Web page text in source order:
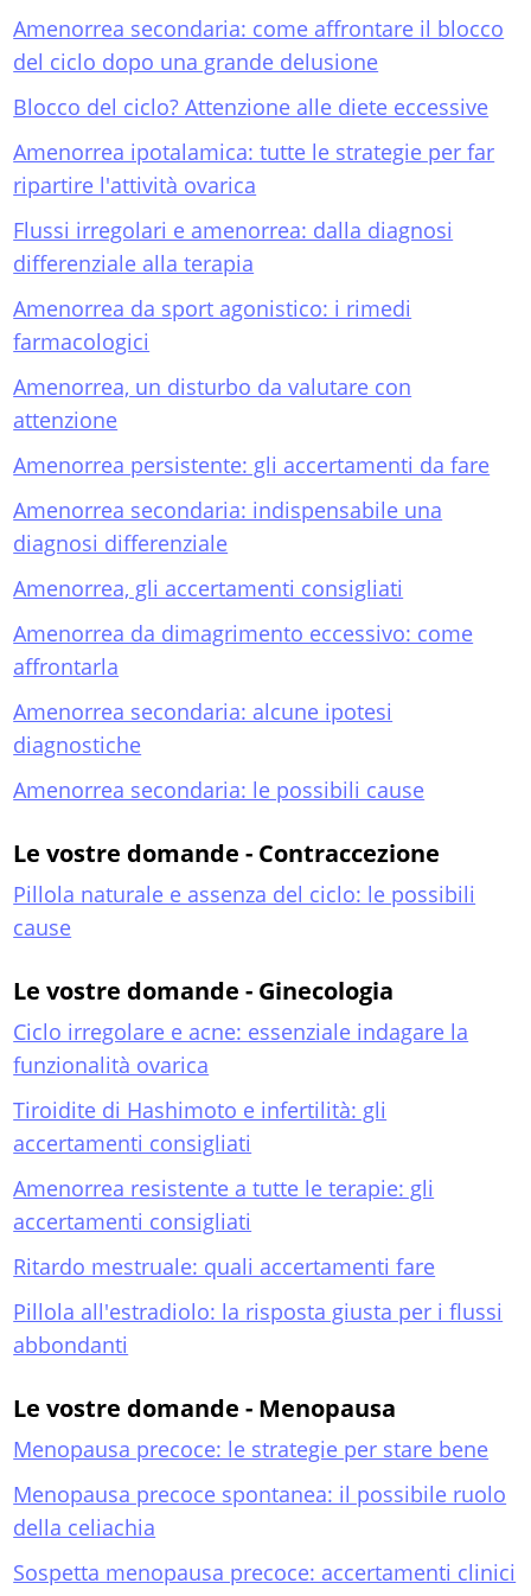
Amenorrea secondaria: come affrontare il blocco
del ciclo dopo una grande delusione
Blocco del ciclo? Attenzione alle diete eccessive
Amenorrea ipotalamica: tutte le strategie per far
ripartire l'attività ovarica
Flussi irregolari e amenorrea: dalla diagnosi
differenziale alla terapia
Amenorrea da sport agonistico: i rimedi
farmacologici
Amenorrea, un disturbo da valutare con
attenzione
Amenorrea persistente: gli accertamenti da fare
Amenorrea secondaria: indispensabile una
diagnosi differenziale
Amenorrea, gli accertamenti consigliati
Amenorrea da dimagrimento eccessivo: come
affrontarla
Amenorrea secondaria: alcune ipotesi
diagnostiche
Amenorrea secondaria: le possibili cause
Le vostre domande - Contraccezione
Pillola naturale e assenza del ciclo: le possibili
cause
Le vostre domande - Ginecologia
Ciclo irregolare e acne: essenziale indagare la
funzionalità ovarica
Tiroidite di Hashimoto e infertilità: gli
accertamenti consigliati
Amenorrea resistente a tutte le terapie: gli
accertamenti consigliati
Ritardo mestruale: quali accertamenti fare
Pillola all'estradiolo: la risposta giusta per i flussi
abbondanti
Le vostre domande - Menopausa
Menopausa precoce: le strategie per stare bene
Menopausa precoce spontanea: il possibile ruolo
della celiachia
Sospetta menopausa precoce: accertamenti clinici